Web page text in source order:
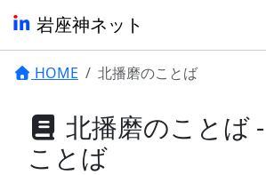
岩座神ネット
HOME 北播磨のことば
北播磨のことば
ことば